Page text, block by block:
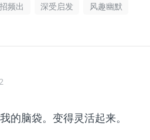
频出 深受启发
风趣幽默
的脑袋。变得灵活起来。